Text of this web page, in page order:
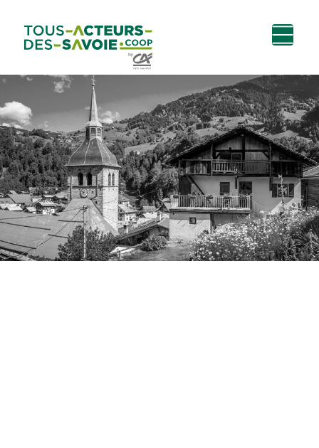
contenu
principal